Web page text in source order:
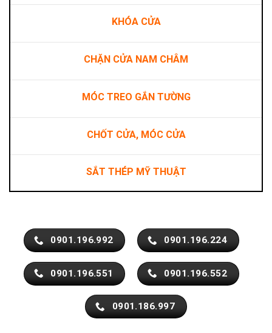
KHÓA CỬA
CHẶN CỬA NAM CHÂM
MÓC TREO GẮN TƯỜNG
CHỐT CỬA, MÓC CỬA
SẮT THÉP MỸ THUẬT
0901.196.992 0901.196.224
0901.196.551 0901.196.552
0901.186.997